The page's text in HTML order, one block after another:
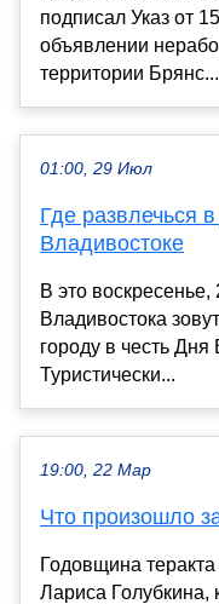
подписал Указ от
объявлении
территории Брянс...
01:00, 29 Июл
Где развлечься
Владивостоке
В это
Владивостока
городу в честь
Туристически...
19:00, 22 Мар
Что произошло
Годовщина
Лариса Голубкина,